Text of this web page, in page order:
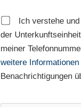
Ich verstehe
der
meiner
weitere
Benachrichtigungen